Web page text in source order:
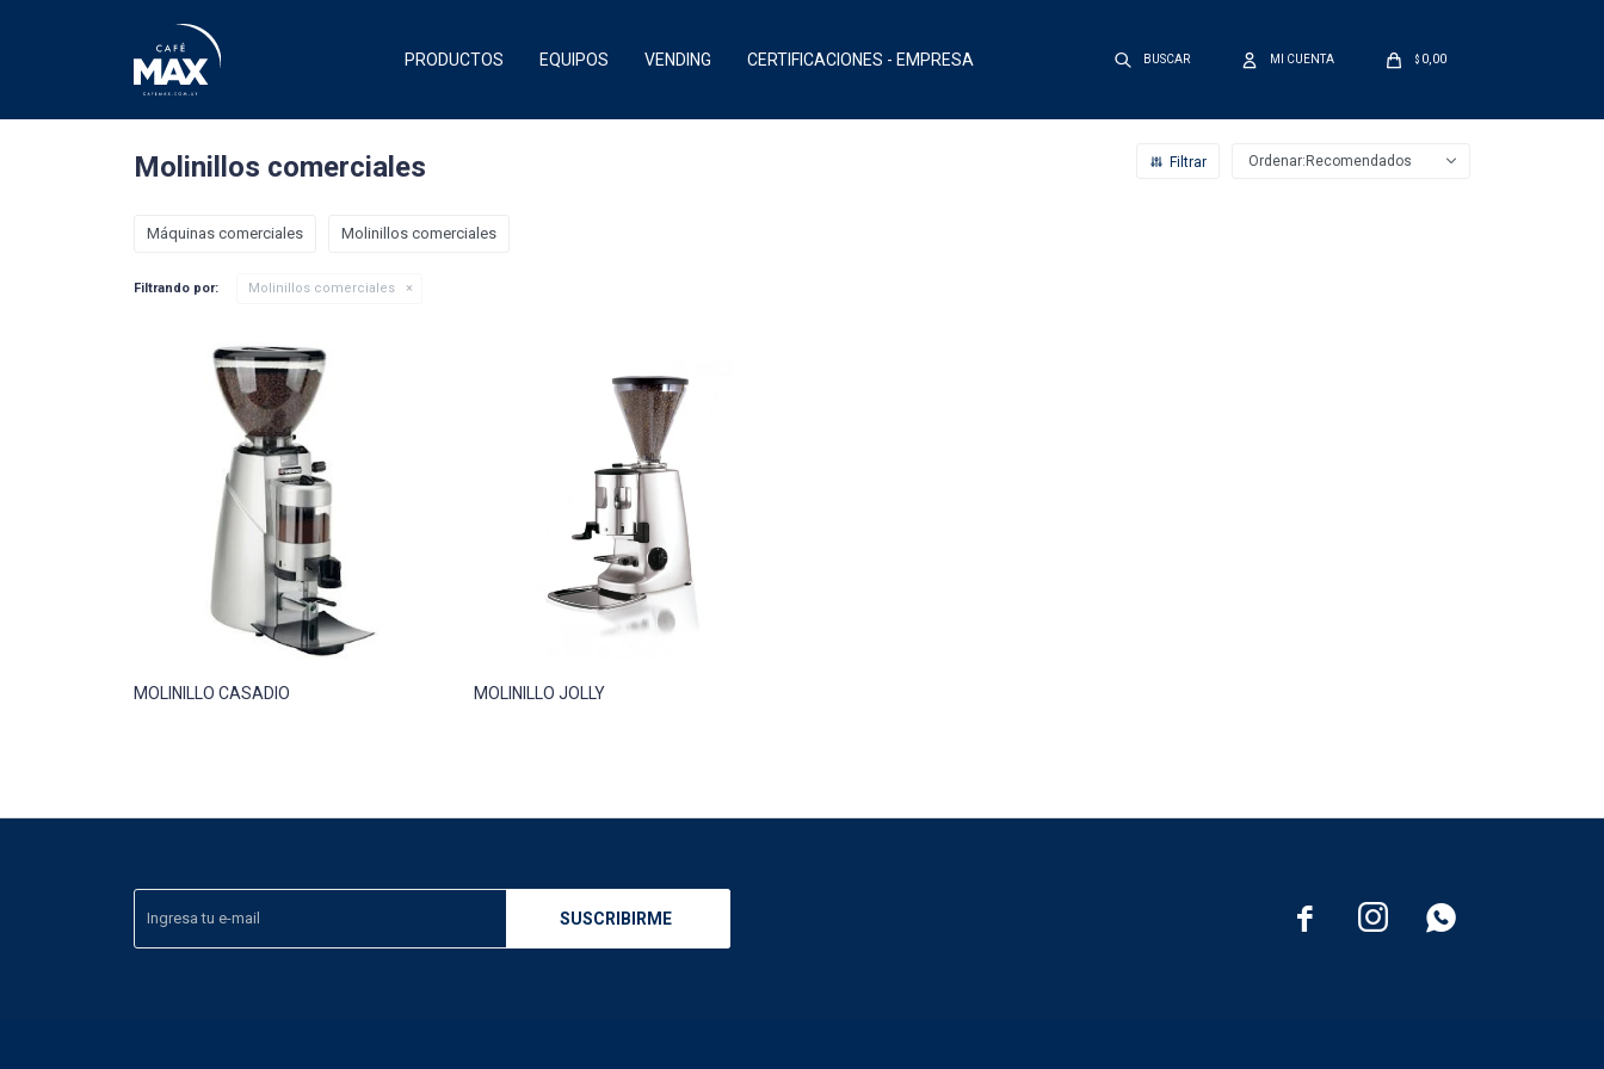
PRODUCTOS EQUIPOS VENDING CERTIFICACIONES - EMPRESA $ 0,00
Molinillos comerciales Recomendados
Máquinas comerciales Molinillos comerciales
Filtrando por: Molinillos comerciales
MOLINILLO CASADIO MOLINILLO JOLLY
SUSCRIBIRME   